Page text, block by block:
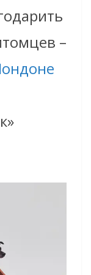
–